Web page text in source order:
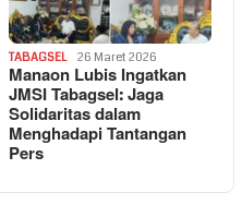
TABAGSEL 26 Maret 2026
Manaon Lubis Ingatkan
JMSI Tabagsel: Jaga
Solidaritas dalam
Menghadapi Tantangan
Pers